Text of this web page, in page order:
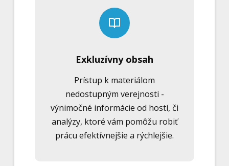
Exkluzívny obsah
Prístup k materiálom
nedostupným verejnosti -
výnimočné informácie od hostí, či
analýzy, ktoré vám pomôžu robiť
prácu efektívnejšie a rýchlejšie.